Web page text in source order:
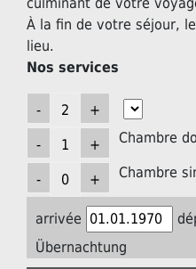
À la fin de votre séjour,
lieu.
Nos services
Chambre
Chambre
arrivée
Übernachtung